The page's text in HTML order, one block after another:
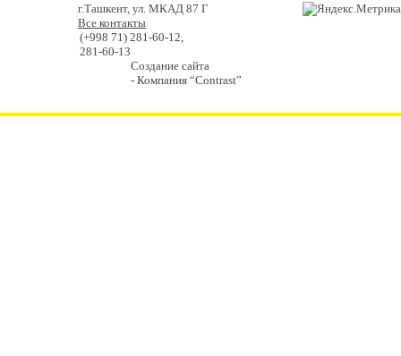
г.Ташкент, ул. МКАД 87 Г
Все контакты
(+998 71) 281-60-12,
281-60-13
Создание сайта
- Компания “Contrast”